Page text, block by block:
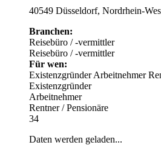
40549 Düsseldorf, Nordrhein-
Branchen:
Reisebüro / -vermittler
Reisebüro / -vermittler
Für wen:
ExistenzgründerArbeitnehmer
Existenzgründer
Arbeitnehmer
Rentner / Pensionäre
34
Daten werden geladen...